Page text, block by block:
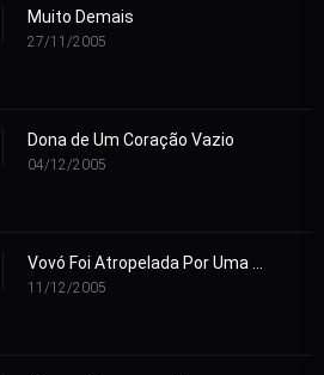
Muito Demais
27/11/2005
Dona de Um Coração Vazio
04/12/2005
11/12/2005